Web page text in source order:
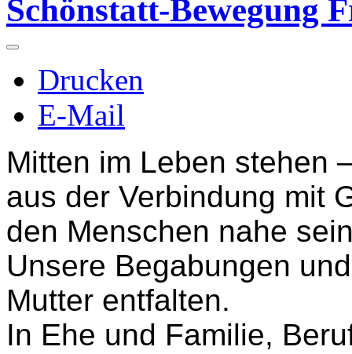
Schönstatt-Bewegung
Drucken
E-Mail
Mitten im Leben stehen
aus der Verbindung mit
den Menschen nahe
Unsere Begabungen
Mutter entfalten.
In Ehe und Familie,